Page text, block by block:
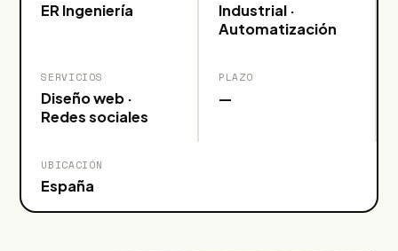
ER Ingeniería
Industrial ·
Automatización
SERVICIOS
Diseño web ·
Redes sociales
PLAZO
—
UBICACIÓN
España